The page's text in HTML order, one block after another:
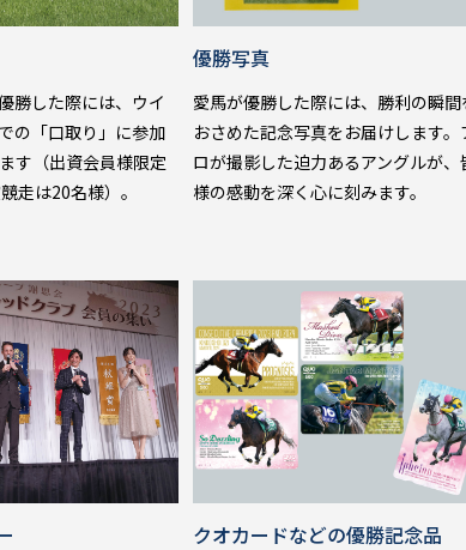
勝した際には、ウイ
の「口取り」に参加
す（出資会員様限定
走は20名様）。
優勝写真
愛馬が優勝した際には、勝利の瞬間
おさめた記念写真をお届けします。
ロが撮影した迫力あるアングルが、
様の感動を深く心に刻みます。
クオカードなどの優勝記念品